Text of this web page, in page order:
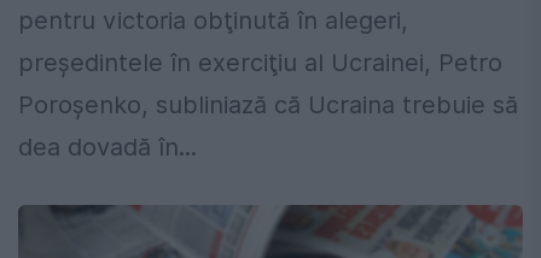
pentru victoria obţinută în alegeri,
președintele în exerciţiu al Ucrainei, Petro
Poroșenko, subliniază că Ucraina trebuie să
dea dovadă în...